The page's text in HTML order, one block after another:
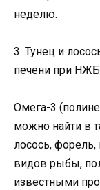
неделю.
3. Тунец и
печени при
Омега-3
можно найти в
лосось,
видов рыбы,
известными